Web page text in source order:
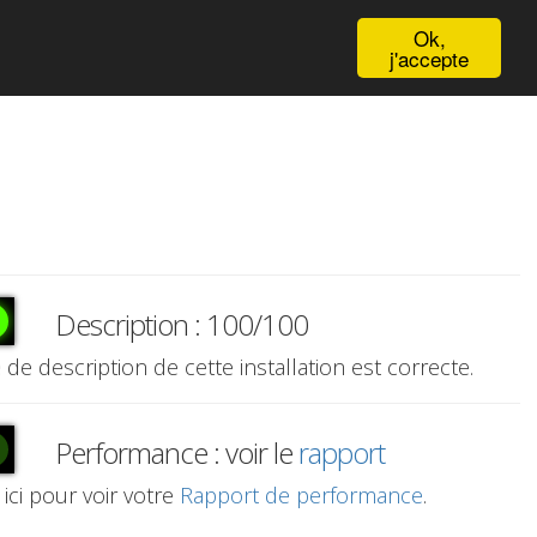
Ok,
j'accepte
Description : 100/100
de description de cette installation est correcte.
Performance : voir lerapport
ici pour voir votre Rapport de performance.